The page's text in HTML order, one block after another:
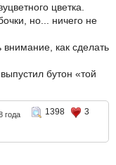
цветка.
но... ничего не
внимание, как сделать
бутон «той
года 1398
3